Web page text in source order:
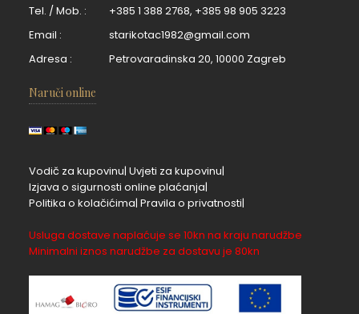
Tel. / Mob. : +385 1 388 2768, +385 98 905 3223
Email :
starikotac1982@gmail.com
Adresa :
Petrovaradinska 20, 10000 Zagreb
Naruči online
Vodič za kupovinu| Uvjeti za kupovinu|
Izjava o sigurnosti online plaćanja|
Politika o kolačićima| Pravila o privatnosti|
Usluga dostave naplaćuje se 10kn na kraju narudžbe
Minimalni iznos narudžbe za dostavu je 80kn